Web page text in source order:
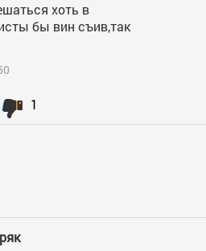
хоть в
бы вин съив,так
1